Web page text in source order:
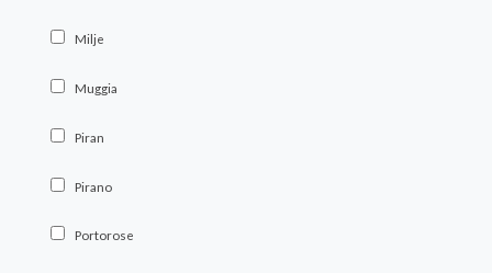
Milje
Muggia
Piran
Pirano
Portorose